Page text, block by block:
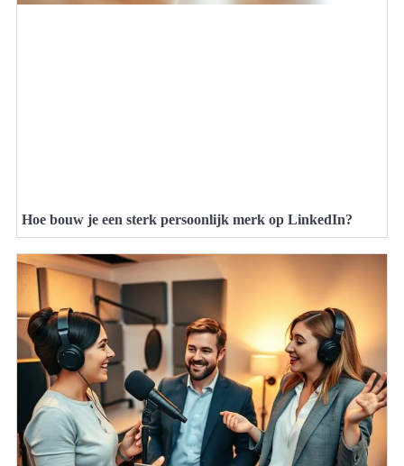
Hoe bouw je een sterk persoonlijk merk op LinkedIn?